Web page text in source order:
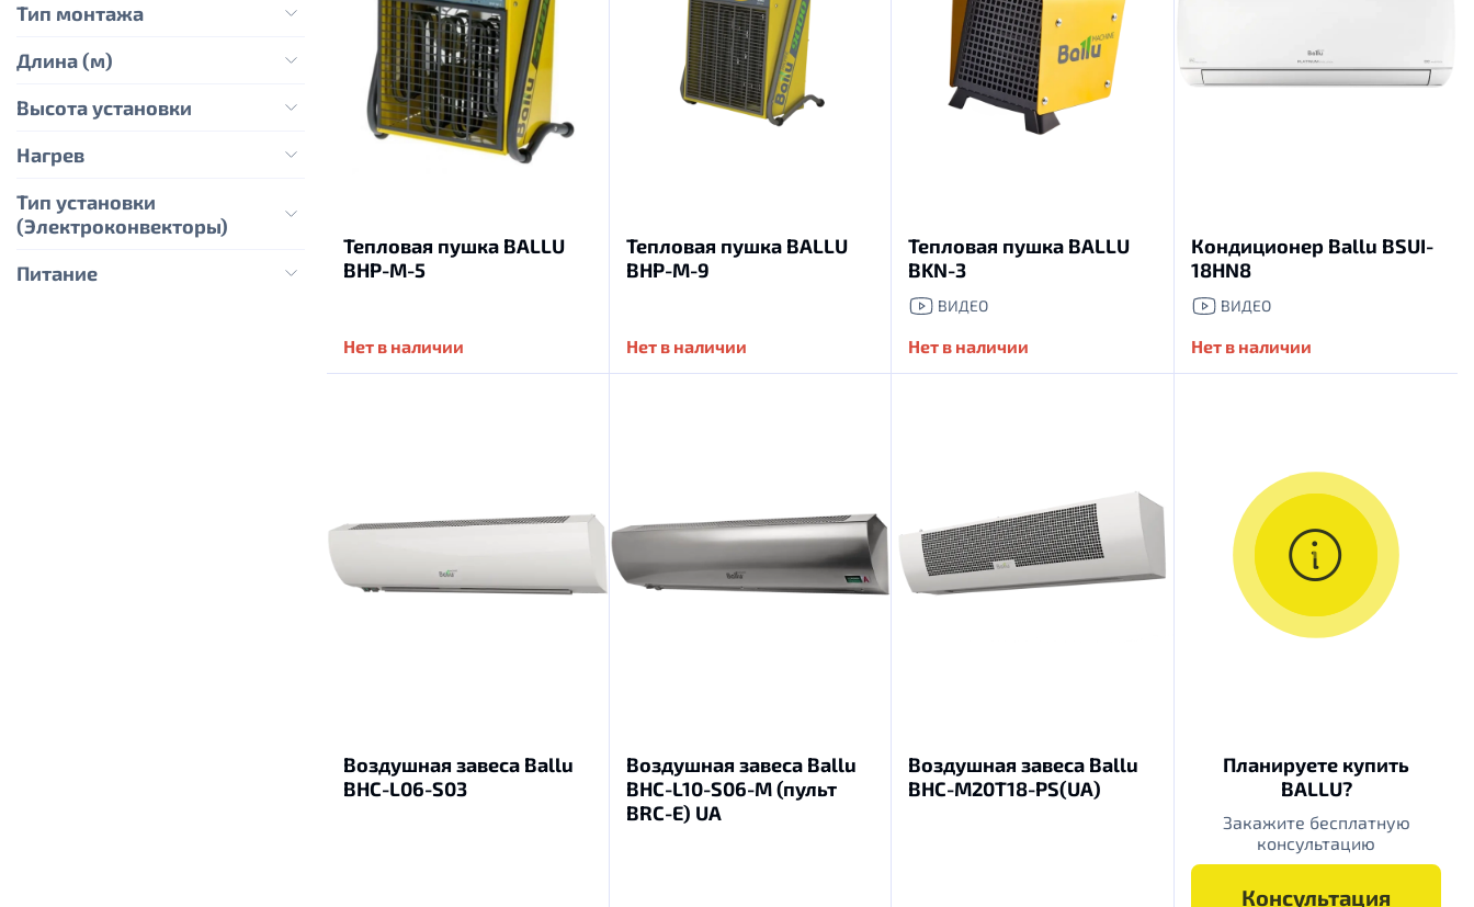
Тип монтажа
Длина (м)
Высота установки
Нагрев
Тип установки
(Электроконвекторы)
Питание
Тепловая пушка BALLU
BHP-M-5
Нет в наличии
Тепловая пушка BALLU
BHP-M-9
Нет в наличии
Тепловая пушка BALLU
BKN-3
ВИДЕО
Нет в наличии
Кондиционер Ballu BSUI-
18HN8
ВИДЕО
Нет в наличии
Воздушная завеса Ballu
BHC-L06-S03
Воздушная завеса Ballu
BHC-L10-S06-M (пульт
BRC-E) UA
Воздушная завеса Ballu
BHC-M20T18-PS(UA)
Планируете купить
BALLU?
Закажите бесплатную
консультацию
Консультация